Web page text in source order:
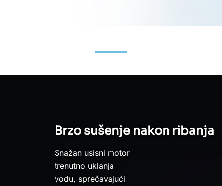
Brzo sušenje nakon ribanja
Snažan usisni motor
trenutno uklanja
vodu, sprečavajući